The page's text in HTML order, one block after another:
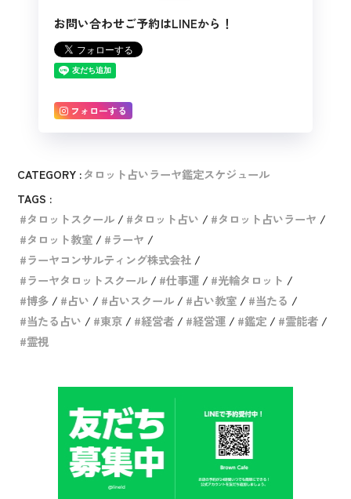
お問い合わせご予約はLINEから！
フォローする
CATEGORY :タロット占いラーヤ鑑定スケジュール
TAGS :
タロットスクール
タロット占い
タロット占いラーヤ
タロット教室
ラーヤ
ラーヤコンサルティング株式会社
ラーヤタロットスクール
仕事運
光輪タロット
博多
占い 占いスクール 占い教室
当たる
当たる占い
東京 経営者 経営運 鑑定
霊能者
霊視